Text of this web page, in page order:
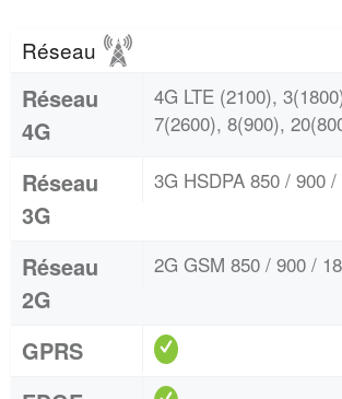
Réseau
Réseau
4G
4G LTE (2100),
7(2600), 8(900),
Réseau
3G
3G HSDPA 850 / 900
Réseau
2G
2G GSM 850 / 900 /
GPRS